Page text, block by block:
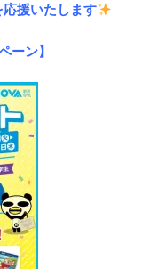
援いたします
ーン】